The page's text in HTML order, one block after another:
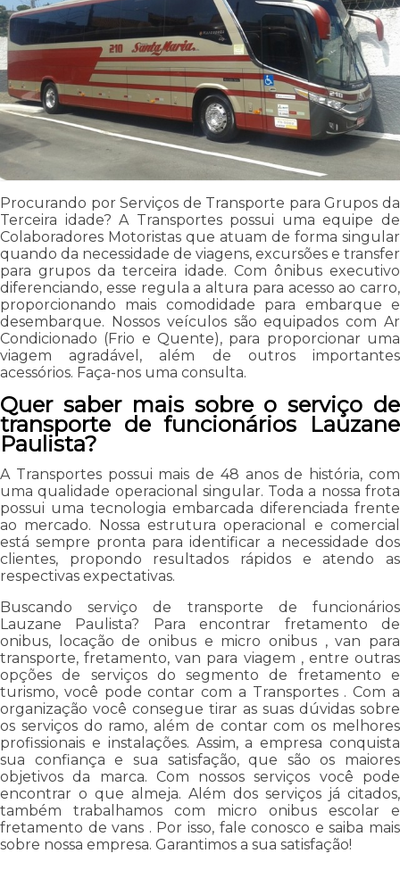
Procurando por Serviços de Transporte para Grupos da
Terceira idade? A Transportes possui uma equipe de
Colaboradores Motoristas que atuam de forma singular
quando da necessidade de viagens, excursões e transfer
para grupos da terceira idade. Com ônibus executivo
diferenciando, esse regula a altura para acesso ao carro,
proporcionando mais comodidade para embarque e
desembarque. Nossos veículos são equipados com Ar
Condicionado (Frio e Quente), para proporcionar uma
viagem agradável, além de outros importantes
acessórios. Faça-nos uma consulta.
Quer saber mais sobre o serviço de
transporte de funcionários Lauzane
Paulista?
A Transportes possui mais de 48 anos de história, com
uma qualidade operacional singular. Toda a nossa frota
possui uma tecnologia embarcada diferenciada frente
ao mercado. Nossa estrutura operacional e comercial
está sempre pronta para identificar a necessidade dos
clientes, propondo resultados rápidos e atendo as
respectivas expectativas.
Buscando serviço de transporte de funcionários
Lauzane Paulista? Para encontrar fretamento de
onibus, locação de onibus e micro onibus , van para
transporte, fretamento, van para viagem , entre outras
opções de serviços do segmento de fretamento e
turismo, você pode contar com a Transportes . Com a
organização você consegue tirar as suas dúvidas sobre
os serviços do ramo, além de contar com os melhores
profissionais e instalações. Assim, a empresa conquista
sua confiança e sua satisfação, que são os maiores
objetivos da marca. Com nossos serviços você pode
encontrar o que almeja. Além dos serviços já citados,
também trabalhamos com micro onibus escolar e
fretamento de vans . Por isso, fale conosco e saiba mais
sobre nossa empresa. Garantimos a sua satisfação!